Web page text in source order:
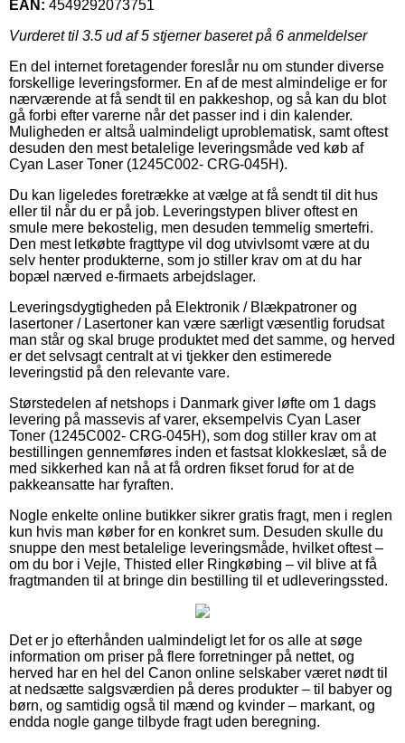
EAN: 4549292073751
Vurderet til 3.5 ud af 5 stjerner baseret på 6 anmeldelser
En del internet foretagender foreslår nu om stunder diverse
forskellige leveringsformer. En af de mest almindelige er for
nærværende at få sendt til en pakkeshop, og så kan du blot
gå forbi efter varerne når det passer ind i din kalender.
Muligheden er altså ualmindeligt uproblematisk, samt oftest
desuden den mest betalelige leveringsmåde ved køb af
Cyan Laser Toner (1245C002- CRG-045H).
Du kan ligeledes foretrække at vælge at få sendt til dit hus
eller til når du er på job. Leveringstypen bliver oftest en
smule mere bekostelig, men desuden temmelig smertefri.
Den mest letkøbte fragttype vil dog utvivlsomt være at du
selv henter produkterne, som jo stiller krav om at du har
bopæl nærved e-firmaets arbejdslager.
Leveringsdygtigheden på Elektronik / Blækpatroner og
lasertoner / Lasertoner kan være særligt væsentlig forudsat
man står og skal bruge produktet med det samme, og herved
er det selvsagt centralt at vi tjekker den estimerede
leveringstid på den relevante vare.
Størstedelen af netshops i Danmark giver løfte om 1 dags
levering på massevis af varer, eksempelvis Cyan Laser
Toner (1245C002- CRG-045H), som dog stiller krav om at
bestillingen gennemføres inden et fastsat klokkeslæt, så de
med sikkerhed kan nå at få ordren fikset forud for at de
pakkeansatte har fyraften.
Nogle enkelte online butikker sikrer gratis fragt, men i reglen
kun hvis man køber for en konkret sum. Desuden skulle du
snuppe den mest betalelige leveringsmåde, hvilket oftest –
om du bor i Vejle, Thisted eller Ringkøbing – vil blive at få
fragtmanden til at bringe din bestilling til et udleveringssted.
Det er jo efterhånden ualmindeligt let for os alle at søge
information om priser på flere forretninger på nettet, og
herved har en hel del Canon online selskaber været nødt til
at nedsætte salgsværdien på deres produkter – til babyer og
børn, og samtidig også til mænd og kvinder – markant, og
endda nogle gange tilbyde fragt uden beregning.